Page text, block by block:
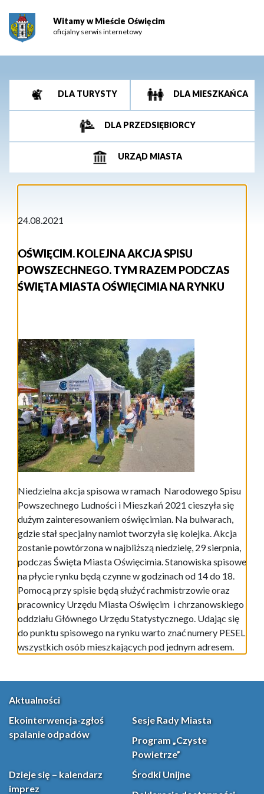
Witamy w Mieście Oświęcim
oficjalny serwis internetowy
DLA TURYSTY DLA MIESZKAŃCA
DLA PRZEDSIĘBIORCY
URZĄD MIASTA
24.08.2021
OŚWIĘCIM. KOLEJNA AKCJA SPISU
POWSZECHNEGO. TYM RAZEM PODCZAS
ŚWIĘTA MIASTA OŚWIĘCIMIA NA RYNKU
Niedzielna akcja spisowa w ramach Narodowego Spisu
Powszechnego Ludności i Mieszkań 2021 cieszyła się
dużym zainteresowaniem oświęcimian. Na bulwarach,
gdzie stał specjalny namiot tworzyła się kolejka. Akcja
zostanie powtórzona w najbliższą niedzielę, 29 sierpnia,
podczas Święta Miasta Oświęcimia. Stanowiska spisowe
na płycie rynku będą czynne w godzinach od 14 do 18.
Pomocą przy spisie będą służyć rachmistrzowie oraz
pracownicy Urzędu Miasta Oświęcim i chrzanowskiego
oddziału Głównego Urzędu Statystycznego. Udając się
do punktu spisowego na rynku warto znać numery PESEL
wszystkich osób mieszkających pod jednym adresem.
Aktualności
Ekointerwencja-zgłoś
spalanie odpadów
Sesje Rady Miasta
Program „Czyste
Powietrze”
Dzieje się – kalendarz
imprez
Środki Unijne